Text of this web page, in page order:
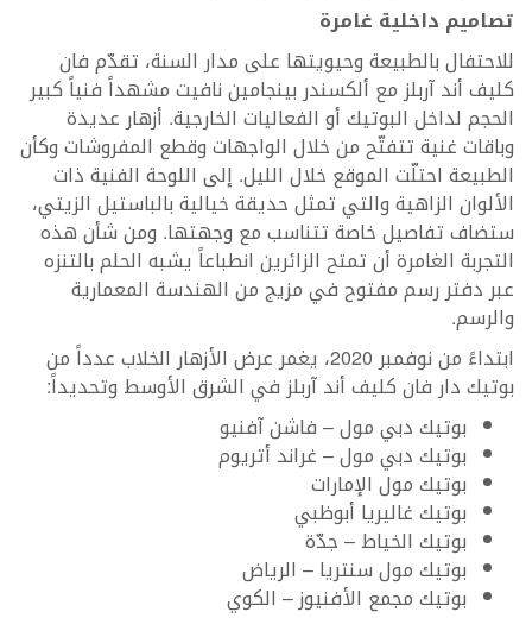
تصاميم داخلية غامرة
للاحتفال بالطبيعة وحيويتها على مدار السنة، تقدّم فان
كليف أند آربلز مع ألكسندر بينجامين نافيت مشهداً فنياً كبير
الحجم لداخل البوتيك أو الفعاليات الخارجية. أزهار عديدة
وباقات غنية تتفتّح من خلال الواجهات وقطع المفروشات وكأن
الطبيعة احتلّت الموقع خلال الليل. إلى اللوحة الفنية ذات
الألوان الزاهية والتي تمثل حديقة خيالية بالباستيل الزيتي،
ستضاف تفاصيل خاصة تتناسب مع وجهتها. ومن شأن هذه
التجربة الغامرة أن تمتح الزائرين انطباعاً يشبه الحلم بالتنزه
عبر دفتر رسم مفتوح في مزيج من الهندسة المعمارية
والرسم.
ابتداءً من نوفمبر 2020، يغمر عرض الأزهار الخلاب عدداً من
بوتيك دار فان كليف أند آربلز في الشرق الأوسط وتحديداً:
بوتيك دبي مول – فاشن آفنيو
بوتيك دبي مول – غراند أتريوم
بوتيك مول الإمارات
بوتيك غاليريا أبوظبي
بوتيك الخياط – جدّة
بوتيك مول سنتريا – الرياض
بوتيك مجمع الأفنيوز – الكوي